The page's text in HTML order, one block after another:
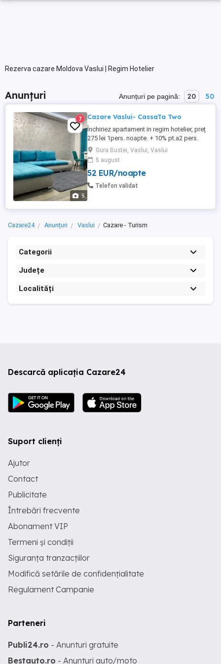
Rezerva cazare Moldova Vaslui | Regim Hotelier
Anunțuri Anunțuri pe pagină: 20 50
5
7 Cazare Vaslui- CassaTa Two
Închiriez apartament in regim hotelier, preț
275 lei 1pers. noapte. + 10% pt.a2 pers.
Pretul este negociabil in funcție de nr.de
persoane, perioada de închiriere. NU
ESCORTE
Gura Bustei, Vaslui, Vaslui
5 august
52 EUR/noapte
Telefon validat
Cazare24 Anunțuri Vaslui Cazare - Turism
Categorii
Județe
Localități
Descarcă aplicația Cazare24
Suport clienți
Ajutor
Contact
Publicitate
Întrebări frecvente
Abonament VIP
Termeni și condiții
Siguranța tranzacțiilor
Modifică setările de confidențialitate
Regulament Campanie
Parteneri
Publi24.ro - Anunturi gratuite
Bestauto.ro - Anunturi auto/moto